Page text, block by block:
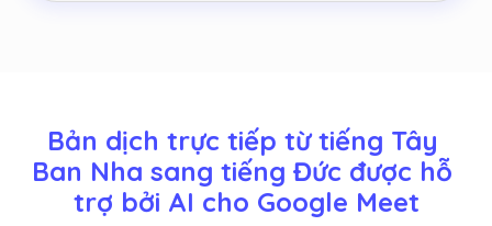
Bản dịch trực tiếp từ tiếng Tây
Ban Nha sang tiếng Đức được hỗ
trợ bởi AI cho Google Meet